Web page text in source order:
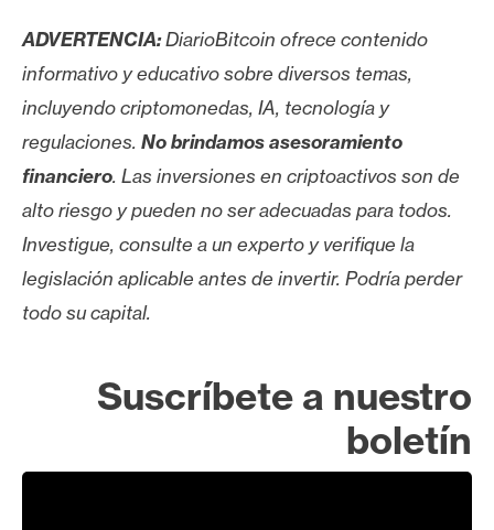
ADVERTENCIA:DiarioBitcoin ofrece contenido
informativo y educativo sobre diversos temas,
incluyendo criptomonedas, IA, tecnología y
regulaciones. No brindamos asesoramiento
financiero. Las inversiones en criptoactivos son de
alto riesgo y pueden no ser adecuadas para todos.
Investigue, consulte a un experto y verifique la
legislación aplicable antes de invertir. Podría perder
todo su capital.
Suscríbete a nuestro
boletín